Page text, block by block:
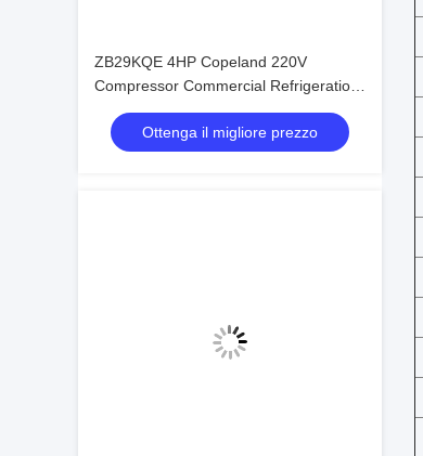
ZB29KQE 4HP Copeland 220V
Compressor Commercial Refrigeration
Condensing Unit air Cooled Condenser
Unit for Cold Room
Ottenga il migliore prezzo